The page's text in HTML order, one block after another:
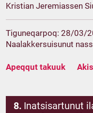
Kristian Jeremiassen
Tiguneqarpoq: 28/03/
Naalakkersuisunut
Apeqqut takuuk
8. Inatsisartunut